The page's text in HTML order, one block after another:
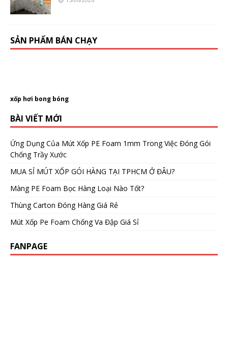
SẢN PHẨM BÁN CHẠY
xốp hơi bong bóng
BÀI VIẾT MỚI
Ứng Dụng Của Mút Xốp PE Foam 1mm Trong Việc Đóng Gói
Chống Trầy Xước
MUA SỈ MÚT XỐP GÓI HÀNG TẠI TPHCM Ở ĐÂU?
Màng PE Foam Bọc Hàng Loại Nào Tốt?
Thùng Carton Đóng Hàng Giá Rẻ
Mút Xốp Pe Foam Chống Va Đập Giá Sỉ
FANPAGE